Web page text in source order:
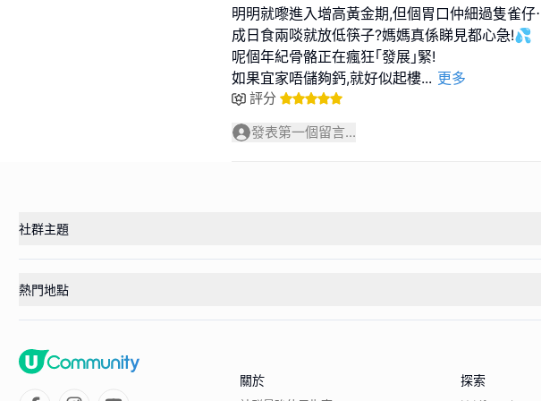
明明就嚟進入增高黃金期,但個胃口仲細過隻雀
成日食兩啖就放低筷子?媽媽真係睇見都心急!💦
呢個年紀骨骼正在瘋狂｢發展｣緊!
如果宜家唔儲夠鈣,就好似起樓... 更多
評分
發表第一個留言...
社群主題
熱門地點
關於 探索